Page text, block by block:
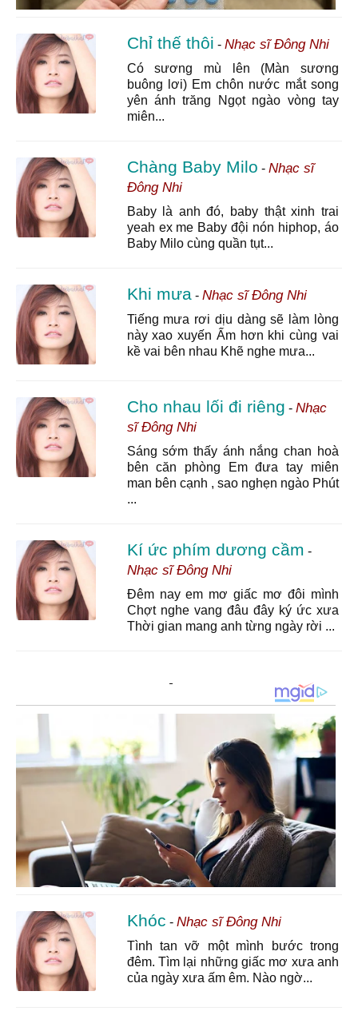
Chỉ thế thôi - Nhạc sĩ Đông Nhi
Có sương mù lên (Màn sương
buông lơi) Em chôn nước mắt song
yên ánh trăng Ngọt ngào vòng tay
miên...
Chàng Baby Milo - Nhạc sĩ
Đông Nhi
Baby là anh đó, baby thật xinh trai
yeah ex me Baby đội nón hiphop, áo
Baby Milo cùng quần tụt...
Khi mưa- Nhạc sĩ Đông Nhi
Tiếng mưa rơi dịu dàng sẽ làm lòng
này xao xuyến Ấm hơn khi cùng vai
kề vai bên nhau Khẽ nghe mưa...
Cho nhau lối đi riêng - Nhạc
sĩ Đông Nhi
Sáng sớm thấy ánh nắng chan hoà
bên căn phòng Em đưa tay miên
man bên cạnh , sao nghẹn ngào Phút
...
Kí ức phím dương cầm -
Nhạc sĩ Đông Nhi
Đêm nay em mơ giấc mơ đôi mình
Chợt nghe vang đâu đây ký ức xưa
Thời gian mang anh từng ngày rời ...
Khóc - Nhạc sĩ Đông Nhi
Tình tan vỡ một mình bước trong
đêm. Tìm lại những giấc mơ xưa anh
của ngày xưa ấm êm. Nào ngờ...